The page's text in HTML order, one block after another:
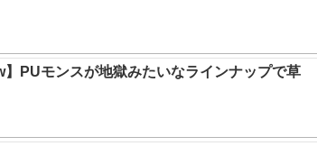
】PUモンスが地獄みたいなラインナップで草